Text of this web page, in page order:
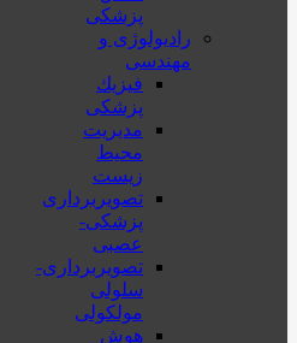
پزشکی
رادیولوژی و
مهندسی
فيزيك
پزشکی
مدیریت
محیط
زیست
تصویربرداری
پزشکی-
عصبی
تصویربرداری-
سلولی
مولکولی
هوش